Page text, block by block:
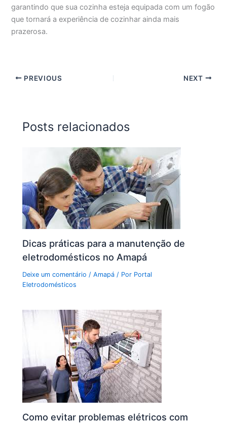
garantindo que sua cozinha esteja equipada com um fogão
que tornará a experiência de cozinhar ainda mais
prazerosa.
PREVIOUS NEXT
Posts relacionados
Dicas práticas para a manutenção de
eletrodomésticos no Amapá
Deixe um comentário /Amapá / Por Portal
Eletrodomésticos
Como evitar problemas elétricos com